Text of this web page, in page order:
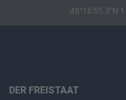
48°16'55.3"N
DER FREISTAAT